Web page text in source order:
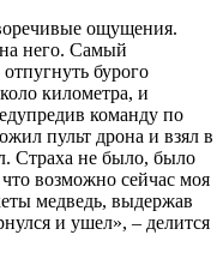
ощущения.
него. Самый
бурого
километра, и
команду по
пульт дрона и взял в
Страха не было, было
возможно сейчас моя
медведь, выдержав
и ушел», – делится